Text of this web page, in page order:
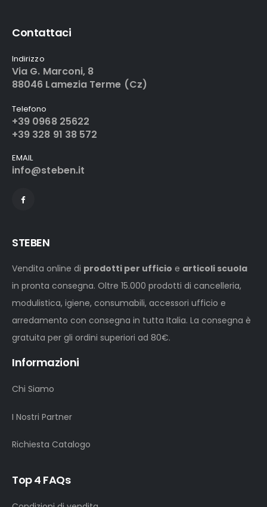
Contattaci
Indirizzo
Via G. Marconi, 8
88046 Lamezia Terme (Cz)
Telefono
+39 0968 25622
+39 328 91 38 572
EMAIL
info@steben.it
STEBEN
Vendita online di prodotti per ufficio e articoli scuola
in pronta consegna. Oltre 15.000 prodotti di cancelleria,
modulistica, igiene, consumabili, accessori ufficio e
arredamento con consegna in tutta Italia. La consegna è
gratuita per gli ordini superiori ad 80€.
Informazioni
Chi Siamo
I Nostri Partner
Richiesta Catalogo
Top 4 FAQs